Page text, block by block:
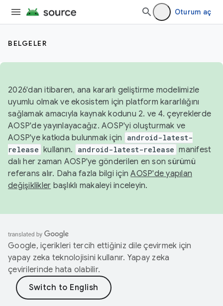
Oturum aç
BELGELER
2026'dan itibaren, ana kararlı geliştirme modelimizle
uyumlu olmak ve ekosistem için platform kararlılığını
sağlamak amacıyla kaynak kodunu 2. ve 4. çeyreklerde
AOSP'de yayınlayacağız. AOSP'yi oluşturmak ve
AOSP'ye katkıda bulunmak için
android-latest-
release kullanın. android-latest-release manifest
dalı her zaman AOSP'ye gönderilen en son sürümü
referans alır. Daha fazla bilgi içinAOSP'de yapılan
değişiklikler başlıklı makaleyi inceleyin.
Google, içerikleri tercih ettiğiniz dile çevirmek için
yapay zeka teknolojisini kullanır. Yapay zeka
çevirilerinde hata olabilir.